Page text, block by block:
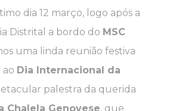
dia 12 março, logo após a
Distrital a bordo do MSC
uma linda reunião festiva
Dia Internacional da
palestra da querida
Chalela Genovese, que